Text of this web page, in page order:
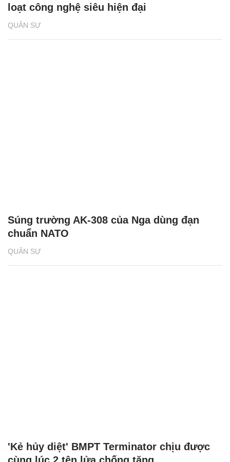
QUÂN SỰ
loạt công nghệ siêu hiện đại
QUÂN SỰ
Súng trường AK-308 của Nga dùng đạn
chuẩn NATO
'Kẻ hủy diệt' BMPT Terminator chịu được